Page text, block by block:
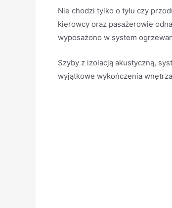
Nie chodzi tylko o tyłu czy
kierowcy oraz pasażerowie
wyposażono w system
Szyby z izolacją akustyczną,
wyjątkowe wykończenia